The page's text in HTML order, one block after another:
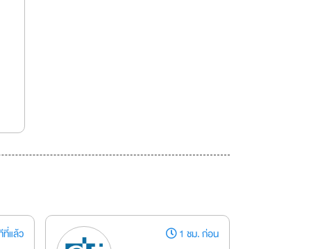
แล้ว 1 ชม. ก่อน